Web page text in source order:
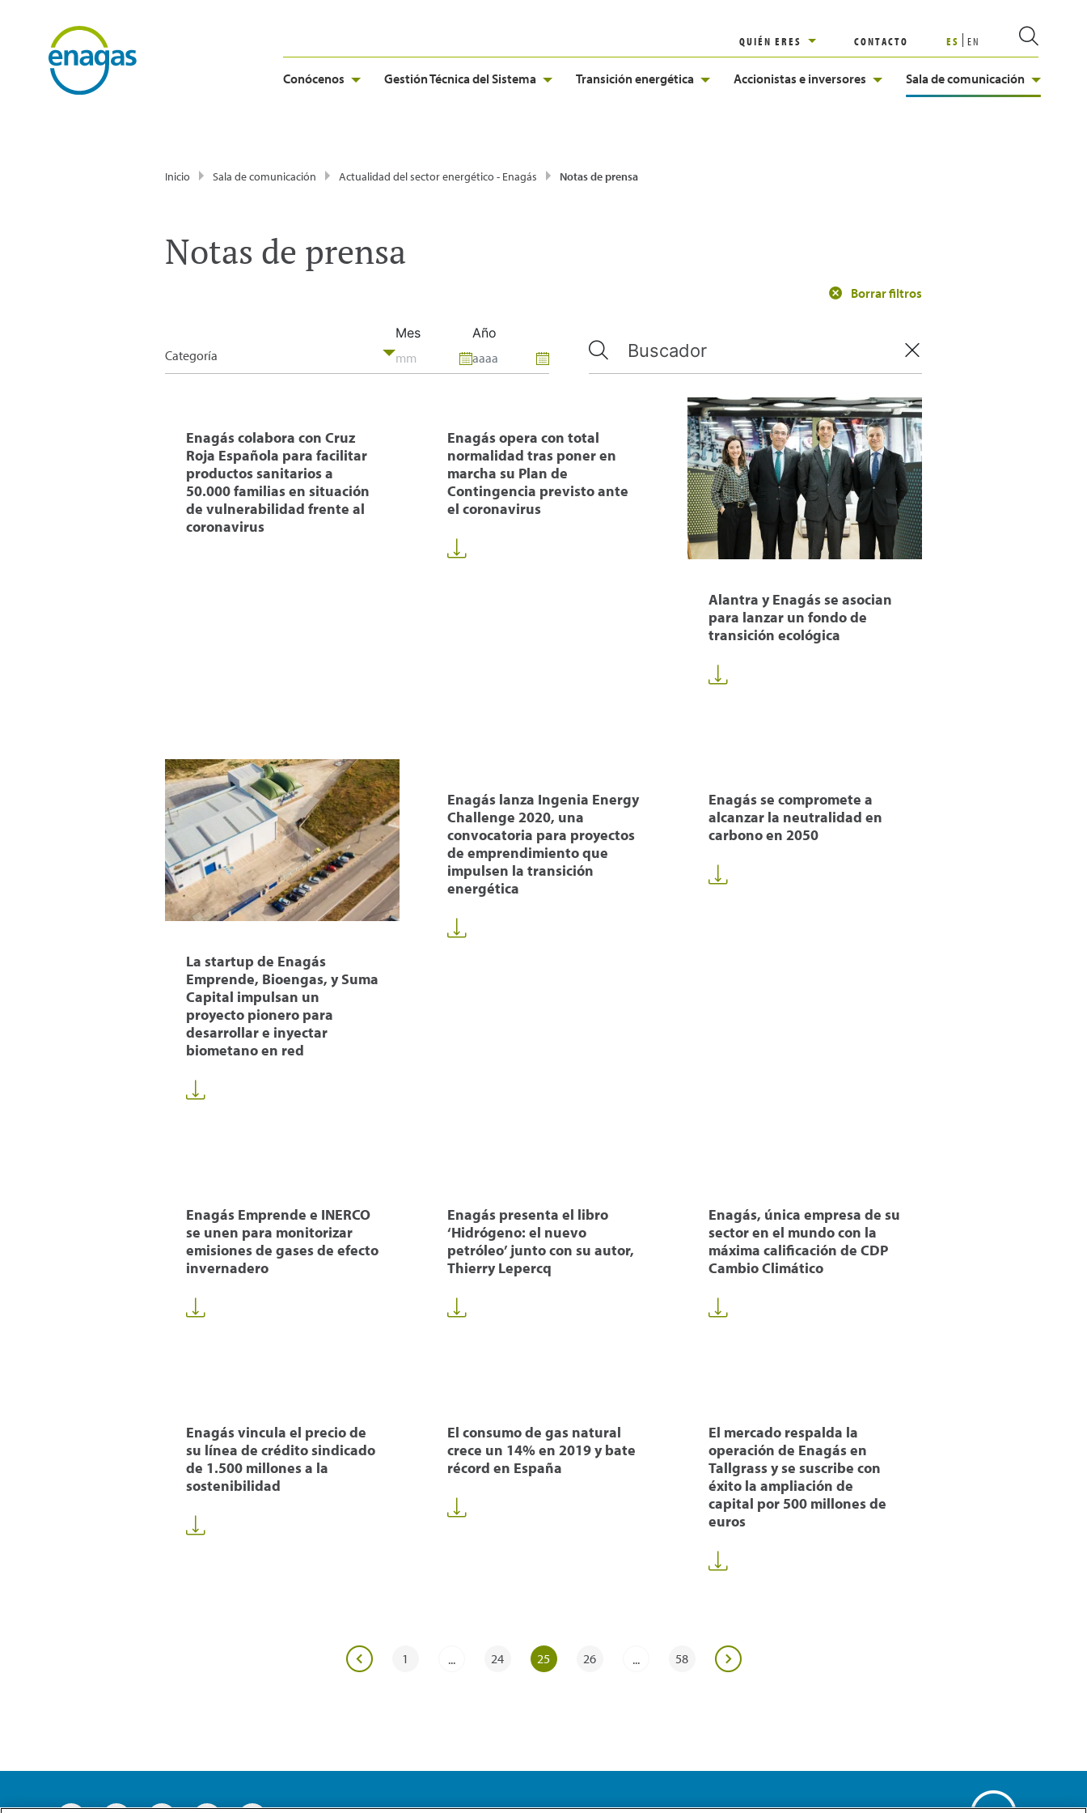
QUIÉN ERES CONTACTO ES EN
Conócenos Gestión Técnica del Sistema Transición energética Accionistas e inversores Sala de comunicación
Inicio Sala de comunicación Actualidad del sector energético - Enagás Notas de prensa
Notas de prensa
Borrar filtros
Categoría
Mes Año
Enagás colabora con Cruz
Roja Española para facilitar
productos sanitarios a
50.000 familias en situación
de vulnerabilidad frente al
coronavirus
Enagás opera con total
normalidad tras poner en
marcha su Plan de
Contingencia previsto ante
el coronavirus
Alantra y Enagás se asocian
para lanzar un fondo de
transición ecológica
La startup de Enagás
Emprende, Bioengas, y Suma
Capital impulsan un
proyecto pionero para
desarrollar e inyectar
biometano en red
Enagás lanza Ingenia Energy
Challenge 2020, una
convocatoria para proyectos
de emprendimiento que
impulsen la transición
energética
Enagás se compromete a
alcanzar la neutralidad en
carbono en 2050
Enagás Emprende e INERCO
se unen para monitorizar
emisiones de gases de efecto
invernadero
Enagás presenta el libro
‘Hidrógeno: el nuevo
petróleo’ junto con su autor,
Thierry Lepercq
Enagás, única empresa de su
sector en el mundo con la
máxima calificación de CDP
Cambio Climático
Enagás vincula el precio de
su línea de crédito sindicado
de 1.500 millones a la
sostenibilidad
El consumo de gas natural
crece un 14% en 2019 y bate
récord en España
El mercado respalda la
operación de Enagás en
Tallgrass y se suscribe con
éxito la ampliación de
capital por 500 millones de
euros
1 ... 24 25 26 ... 58